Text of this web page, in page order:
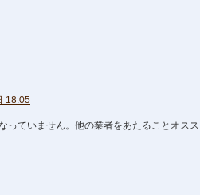
18:05
っていません。他の業者をあたることオス